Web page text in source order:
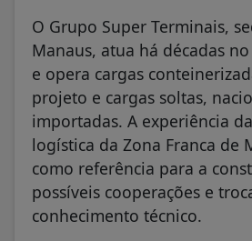
O Grupo Super Terminais,
Manaus, atua há décadas
e opera cargas
projeto e cargas soltas,
importadas. A experiência
logística da Zona Franca de
como referência para a
possíveis cooperações e
conhecimento técnico.